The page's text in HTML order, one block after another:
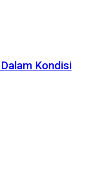
Kondisi